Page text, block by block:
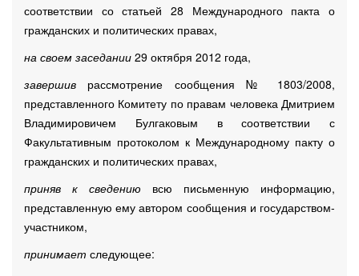
соответствии со статьей 28 Международного пакта о
гражданских и политических правах,
на своем заседании 29 октября 2012 года,
завершив рассмотрение сообщения № 1803/2008,
представленного Комитету по правам человека Дмитрием
Владимировичем Булгаковым в соответствии с
Факультативным протоколом к Международному пакту о
гражданских и политических правах,
приняв к сведению всю письменную информацию,
представленную ему автором сообщения и государством-
участником,
принимает следующее: